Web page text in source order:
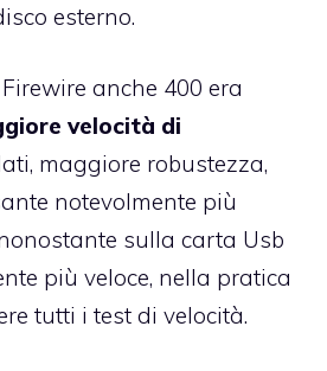
esterno.
anche 400 era
velocità di
maggiore robustezza,
notevolmente più
sulla carta Usb
più veloce, nella pratica
tutti i test di velocità.